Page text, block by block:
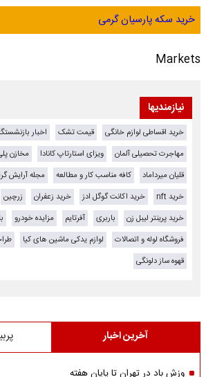
خرید سکه پارسیان گرمی
Markets
نیازمندیها
خرید اقساطی لوازم خانگی قیمت تشک
اخبار
مهاجرت تحصیلی آلمان
ویزای استارتاپ کانادا مخازن
قلیان میرداماد
کافه مناسب کار و مطالعه مجله آرایش
خرید nft
خرید اکانت گوگل ادز خرید زعفران زرچین
خرید پرینتر لیبل زن
باربری آفرتایم مزایده خودرو
فروشگاه لوله و اتصالات
لوازم یدکی ماشین های کیا
قهوه ساز دلونگی
آخرین اخبار
وزش باد در تهران تا پایان هفته